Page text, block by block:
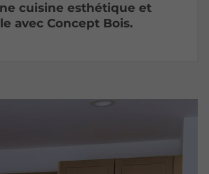
cuisine esthétique et
avec Concept Bois.